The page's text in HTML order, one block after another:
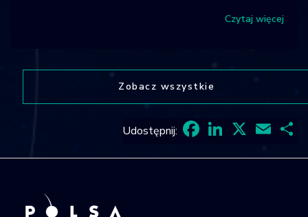
Czytaj więcej
Zobacz wszystkie
Udostępnij:
Facebook
LinkedIn
X Email